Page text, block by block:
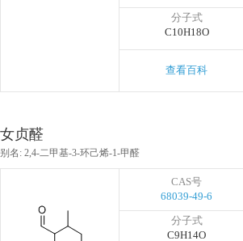
分子式
C10H18O
查看百科
女贞醛
别名: 2,4-二甲基-3-环己烯-1-甲醛
CAS号
68039-49-6
分子式
C9H14O